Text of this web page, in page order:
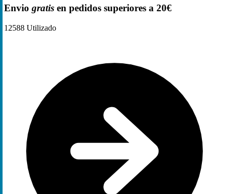
Envio gratis en pedidos superiores a 20€
12588 Utilizado